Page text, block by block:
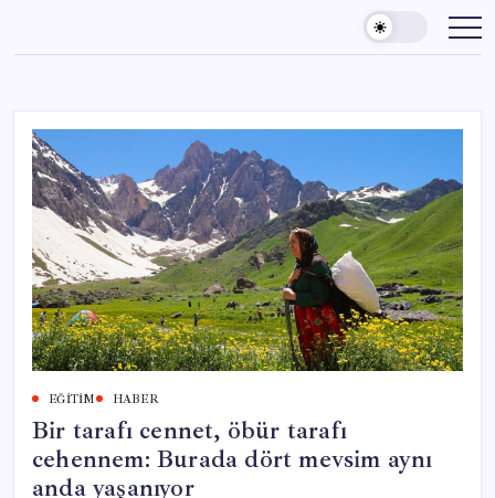
content
EĞITIM HABER
Bir tarafı cennet, öbür tarafı
cehennem: Burada dört mevsim aynı
anda yaşanıyor